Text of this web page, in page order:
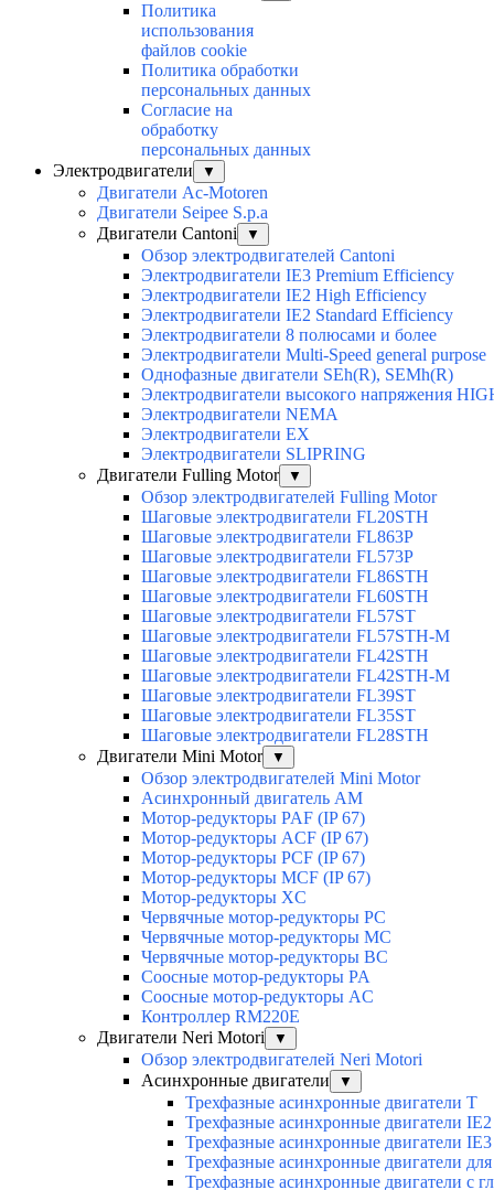
Политика
использования
файлов cookie
Политика обработки
персональных данных
Согласие на
обработку
персональных данных
Электродвигатели
▼
Двигатели Ac-Motoren
Двигатели Seipee S.p.a
Двигатели Cantoni
▼
Обзор электродвигателей Cantoni
Электродвигатели IE3 Premium Efficiency
Электродвигатели IE2 High Efficiency
Электродвигатели IE2 Standard Efficiency
Электродвигатели 8 полюсами и более
Электродвигатели Multi-Speed general purpose
Однофазные двигатели SEh(R), SEMh(R)
Электродвигатели высокого напряжения
Электродвигатели NEMA
Электродвигатели EX
Электродвигатели SLIPRING
Двигатели Fulling Motor
▼
Обзор электродвигателей Fulling Motor
Шаговые электродвигатели FL20STH
Шаговые электродвигатели FL863P
Шаговые электродвигатели FL573P
Шаговые электродвигатели FL86STH
Шаговые электродвигатели FL60STH
Шаговые электродвигатели FL57ST
Шаговые электродвигатели FL57STH-M
Шаговые электродвигатели FL42STH
Шаговые электродвигатели FL42STH-M
Шаговые электродвигатели FL39ST
Шаговые электродвигатели FL35ST
Шаговые электродвигатели FL28STH
Двигатели Mini Motor
▼
Обзор электродвигателей Mini Motor
Асинхронный двигатель AM
Мотор-редукторы PAF (IP 67)
Мотор-редукторы ACF (IP 67)
Мотор-редукторы PCF (IP 67)
Мотор-редукторы MCF (IP 67)
Мотор-редукторы XC
Червячные мотор-редукторы PC
Червячные мотор-редукторы MC
Червячные мотор-редукторы BC
Соосные мотор-редукторы PA
Соосные мотор-редукторы AC
Контроллер RM220E
Двигатели Neri Motori
▼
Обзор электродвигателей Neri Motori
Асинхронные двигатели
▼
Трехфазные асинхронные двигатели Т
Трехфазные асинхронные двигатели
Трехфазные асинхронные двигатели
Трехфазные асинхронные двигатели
Трехфазные асинхронные двигатели с